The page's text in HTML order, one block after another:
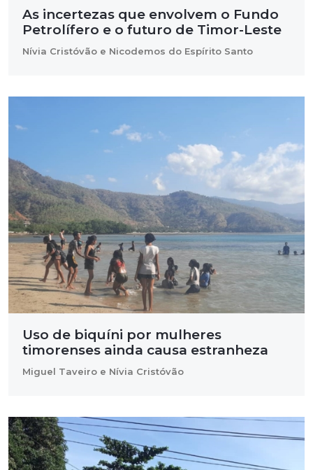
As incertezas que envolvem o Fundo
Petrolífero e o futuro de Timor-Leste
Nívia Cristóvão e Nicodemos do Espírito Santo
Uso de biquíni por mulheres
timorenses ainda causa estranheza
Miguel Taveiro e Nívia Cristóvão